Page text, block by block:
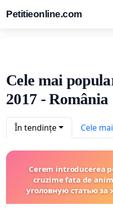
Petitieonline.com
Cele mai
2017 - România
În tendințe Cele
Cerem introducerea
cruzime fata de animale.
уголовную статью